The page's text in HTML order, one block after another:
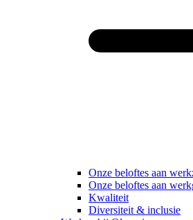
Onze beloftes aan
Onze beloftes aan
Kwaliteit
Diversiteit & inclusie